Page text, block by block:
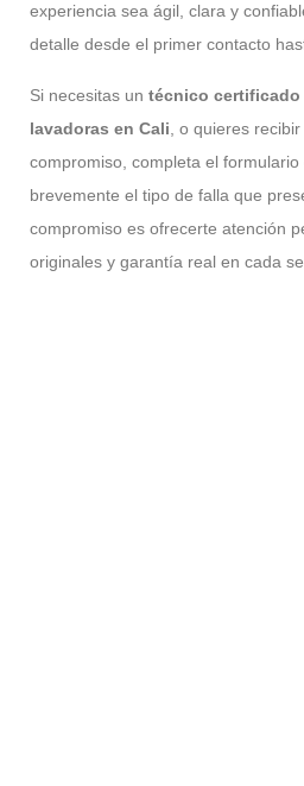
experiencia sea ágil, clara y
detalle desde el primer contacto
Si necesitas un técnico certificado
lavadoras en Cali , o quieres
compromiso, completa el
brevemente el tipo de falla que
compromiso es ofrecerte atención
originales y garantía real en cada